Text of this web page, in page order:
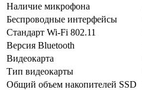
Наличие микрофона
Беспроводные интерфейсы
Стандарт Wi-Fi 802.11
Версия Bluetooth
Видеокарта
Тип видеокарты
Общий объем накопителей SSD